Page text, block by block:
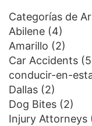
Categorías de
Abilene (4)
Amarillo (2)
Car Accidents
conducir-en-
Dallas (2)
Dog Bites (2)
Injury Attorneys